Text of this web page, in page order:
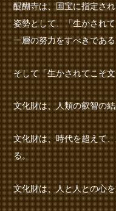
醍醐寺は、国宝に指定さ
姿勢として、「生かされ
一層の努力をすべきであ
そして「生かされてこそ
文化財は、人類の叡智の
文化財は、時代を超えて
る。
文化財は、人と人との心